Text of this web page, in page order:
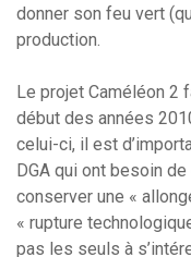
donner son feu vert
production.
Le projet Caméléon 2
début des années
celui-ci, il est
DGA qui ont besoin
conserver une «
« rupture
pas les seuls à